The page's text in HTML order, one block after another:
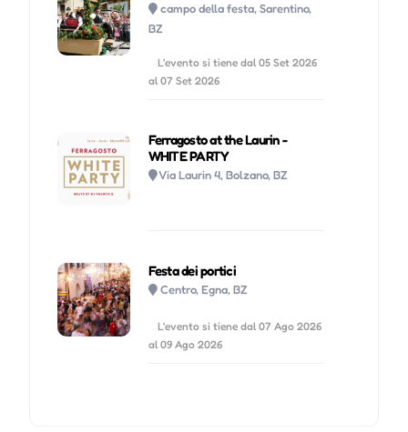
campo della festa, Sarentino,
BZ
L'evento si tiene dal 05 Set 2026
al 07 Set 2026
Ferragosto at the Laurin -
WHITE PARTY
Via Laurin 4, Bolzano, BZ
Festa dei portici
Centro, Egna, BZ
L'evento si tiene dal 07 Ago 2026
al 09 Ago 2026